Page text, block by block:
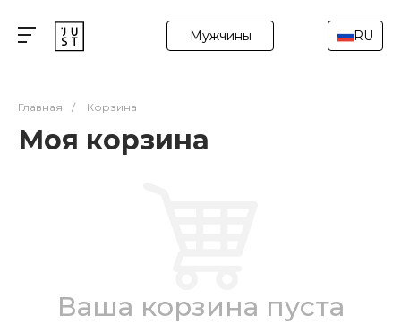
Мужчины RU
Главная / Корзина
Моя корзина
Ваша корзина пуста